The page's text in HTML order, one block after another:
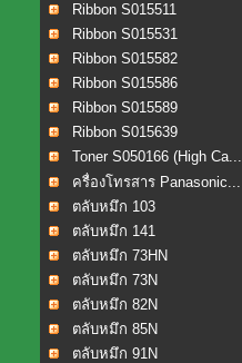
Ribbon S015511
Ribbon S015531
Ribbon S015582
Ribbon S015586
Ribbon S015589
Ribbon S015639
Toner S050166 (High Ca...
ครื่องโทรสาร Panasonic...
ตลับหมึก 103
ตลับหมึก 141
ตลับหมึก 73HN
ตลับหมึก 73N
ตลับหมึก 82N
ตลับหมึก 85N
ตลับหมึก 91N